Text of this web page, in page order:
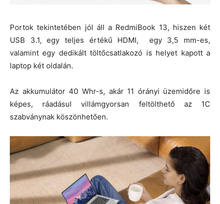
Portok tekintetében jól áll a RedmiBook 13, hiszen két
USB 3.1, egy teljes értékű HDMI, egy 3,5 mm-es,
valamint egy dedikált töltőcsatlakozó is helyet kapott a
laptop két oldalán.
Az akkumulátor 40 Whr-s, akár 11 órányi üzemidőre is
képes, ráadásul villámgyorsan feltölthető az 1C
szabványnak köszönhetően.